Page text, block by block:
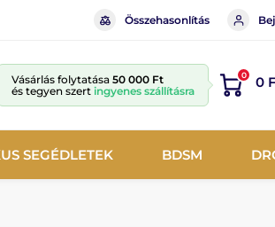
Összehasonlítás
Vásárlás folytatása 50 000 Ft
és tegyen szert ingyenes szállításra
0 0
SEGÉDLETEK BDSM